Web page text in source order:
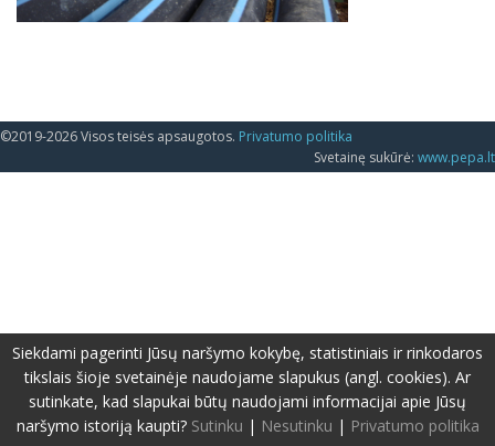
©2019-2026 Visos teisės apsaugotos. Privatumo politika
Svetainę sukūrė: www.pepa.lt
Siekdami pagerinti Jūsų naršymo kokybę, statistiniais ir rinkodaros
tikslais šioje svetainėje naudojame slapukus (angl. cookies). Ar
sutinkate, kad slapukai būtų naudojami informacijai apie Jūsų
naršymo istoriją kaupti? Sutinku | Nesutinku | Privatumo politika